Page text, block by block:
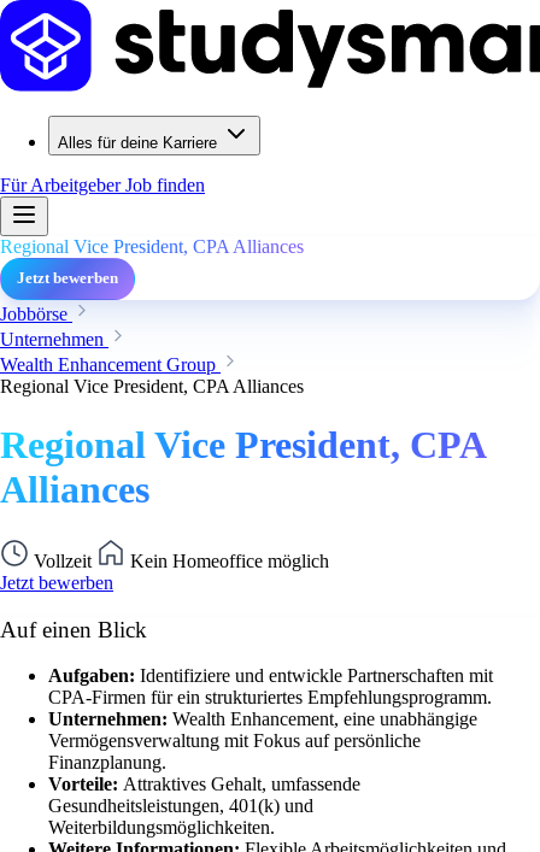
Alles für deine Karriere
Für ArbeitgeberJob finden
Regional Vice President, CPA Alliances
Jetzt bewerben
Jobbörse
Unternehmen
Wealth Enhancement Group
Regional Vice President, CPA Alliances
Regional Vice President, CPA
Alliances
Vollzeit
Kein Homeoffice möglich
Jetzt bewerben
Auf einen Blick
Aufgaben: Identifiziere und entwickle Partnerschaften mit
CPA-Firmen für ein strukturiertes Empfehlungsprogramm.
Unternehmen: Wealth Enhancement, eine unabhängige
Vermögensverwaltung mit Fokus auf persönliche
Finanzplanung.
Vorteile: Attraktives Gehalt, umfassende
Gesundheitsleistungen, 401(k) und
Weiterbildungsmöglichkeiten.